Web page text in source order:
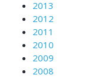
2013
2012
2011
2010
2009
2008